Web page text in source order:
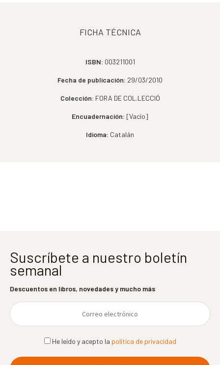
FICHA TÉCNICA
ISBN: 003211001
Fecha de publicación: 29/03/2010
Colección: FORA DE COL.LECCIÓ
Encuadernación: [Vacío]
Idioma: Catalán
Suscríbete a nuestro boletín
semanal
Descuentos en libros, novedades y mucho más
He leído y acepto la política de privacidad